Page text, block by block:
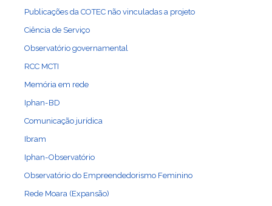
Publicações da COTEC não vinculadas a projeto
Ciência de Serviço
Observatório governamental
RCC MCTI
Memória em rede
Iphan-BD
Comunicação jurídica
Ibram
Iphan-Observatório
Observatório do Empreendedorismo Feminino
Rede Moara (Expansão)